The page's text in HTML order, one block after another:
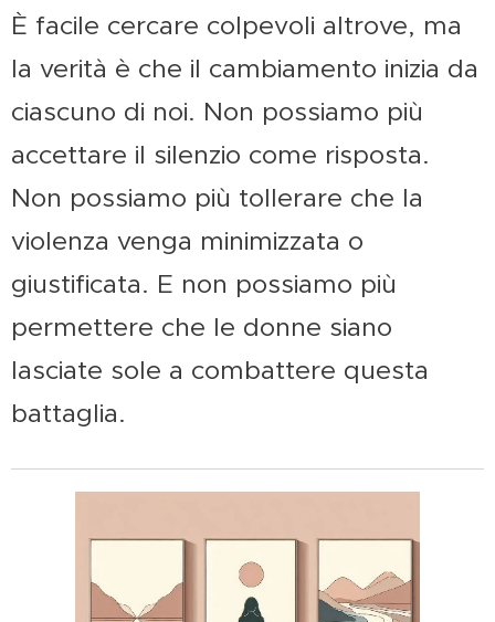
È facile cercare colpevoli altrove, ma
la verità è che il cambiamento inizia da
ciascuno di noi. Non possiamo più
accettare il silenzio come risposta.
Non possiamo più tollerare che la
violenza venga minimizzata o
giustificata. E non possiamo più
permettere che le donne siano
lasciate sole a combattere questa
battaglia.